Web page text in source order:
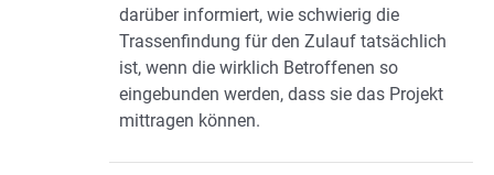
darüber informiert, wie schwierig die
Trassenfindung für den Zulauf tatsächlich
ist, wenn die wirklich Betroffenen so
eingebunden werden, dass sie das Projekt
mittragen können.